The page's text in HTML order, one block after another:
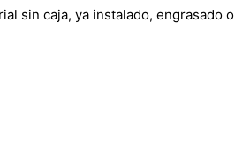
sin caja, ya instalado, engrasado o